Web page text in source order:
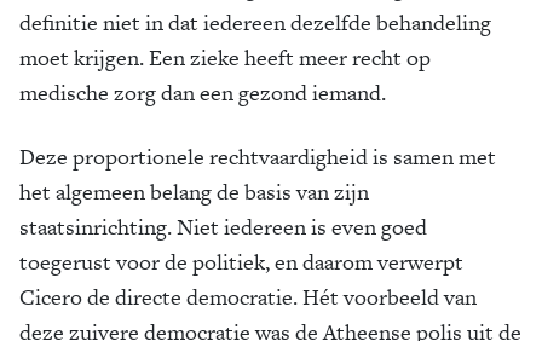
definitie niet in dat iedereen dezelfde behandeling
moet krijgen. Een zieke heeft meer recht op
medische zorg dan een gezond iemand.
Deze proportionele rechtvaardigheid is samen met
het algemeen belang de basis van zijn
staatsinrichting. Niet iedereen is even goed
toegerust voor de politiek, en daarom verwerpt
Cicero de directe democratie. Hét voorbeeld van
deze zuivere democratie was de Atheense polis uit de